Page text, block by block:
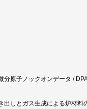
原子ノックオンデータ /
しとガス生成による炉材